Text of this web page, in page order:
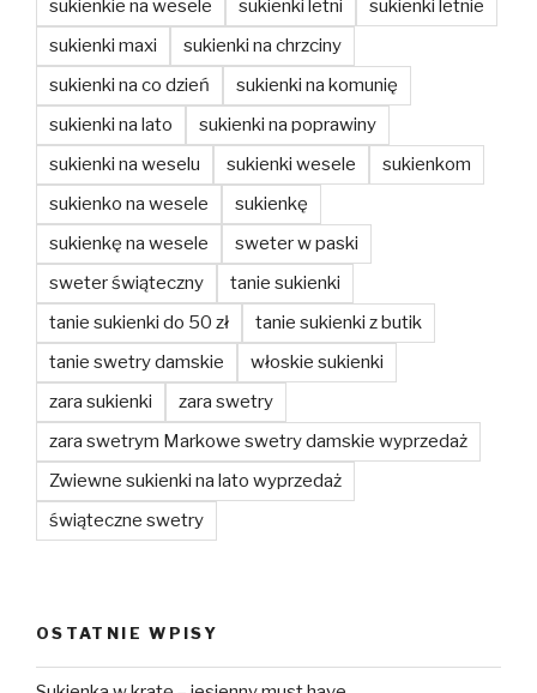
sukienkie na wesele
sukienki letni
sukienki letnie
sukienki maxi
sukienki na chrzciny
sukienki na co dzień
sukienki na komunię
sukienki na lato
sukienki na poprawiny
sukienki na weselu
sukienki wesele
sukienkom
sukienko na wesele
sukienkę
sukienkę na wesele
sweter w paski
sweter świąteczny
tanie sukienki
tanie sukienki do 50 zł
tanie sukienki z butik
tanie swetry damskie
włoskie sukienki
zara sukienki
zara swetry
zara swetrym Markowe swetry damskie wyprzedaż
Zwiewne sukienki na lato wyprzedaż
świąteczne swetry
OSTATNIE WPISY